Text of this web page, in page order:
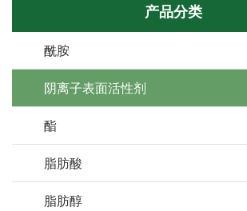
产品分类
酰胺
阴离子表面活性剂
酯
脂肪酸
脂肪醇